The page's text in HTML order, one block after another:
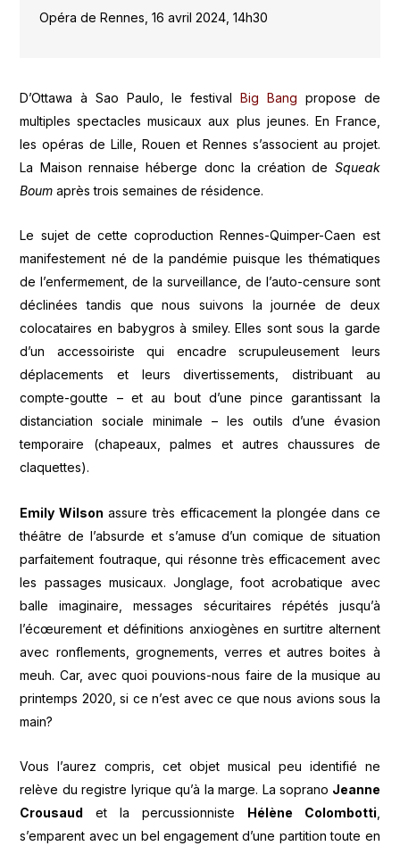
Opéra de Rennes, 16 avril 2024, 14h30
D’Ottawa à Sao Paulo, le festival Big Bang propose de
multiples spectacles musicaux aux plus jeunes. En France,
les opéras de Lille, Rouen et Rennes s’associent au projet.
La Maison rennaise héberge donc la création de Squeak
Boum après trois semaines de résidence.
Le sujet de cette coproduction Rennes-Quimper-Caen est
manifestement né de la pandémie puisque les thématiques
de l’enfermement, de la surveillance, de l’auto-censure sont
déclinées tandis que nous suivons la journée de deux
colocataires en babygros à smiley. Elles sont sous la garde
d’un accessoiriste qui encadre scrupuleusement leurs
déplacements et leurs divertissements, distribuant au
compte-goutte – et au bout d’une pince garantissant la
distanciation sociale minimale – les outils d’une évasion
temporaire (chapeaux, palmes et autres chaussures de
claquettes).
Emily Wilson assure très efficacement la plongée dans ce
théâtre de l’absurde et s’amuse d’un comique de situation
parfaitement foutraque, qui résonne très efficacement avec
les passages musicaux. Jonglage, foot acrobatique avec
balle imaginaire, messages sécuritaires répétés jusqu’à
l’écœurement et définitions anxiogènes en surtitre alternent
avec ronflements, grognements, verres et autres boites à
meuh. Car, avec quoi pouvions-nous faire de la musique au
printemps 2020, si ce n’est avec ce que nous avions sous la
main?
Vous l’aurez compris, cet objet musical peu identifié ne
relève du registre lyrique qu’à la marge. La soprano Jeanne
Crousaud
et la percussionniste Hélène Colombotti,
s’emparent avec un bel engagement d’une partition toute en